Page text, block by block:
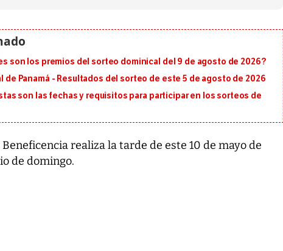
son los premios del sorteo dominical del 9 de agosto de 2026?
de Panamá - Resultados del sorteo de este 5 de agosto de 2026
son las fechas y requisitos para participar en los sorteos de
realiza la tarde de este 10 de mayo de
de domingo.